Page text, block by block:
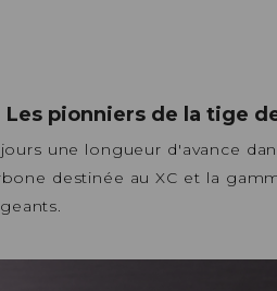
Les pionniers de la tige
une longueur d'avance
destinée au XC et la